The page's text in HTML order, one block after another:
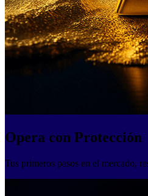
Opera con Protección
Tus primeros pasos en el mercado,